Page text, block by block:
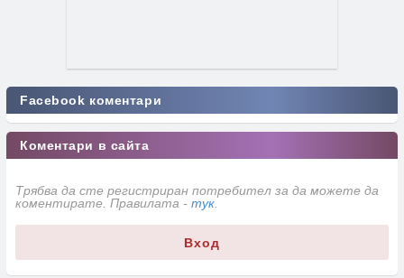
Facebook коментари
Коментари в сайта
Трябва да сте регистриран потребител за да можете да
коментирате. Правилата - тук
Вход